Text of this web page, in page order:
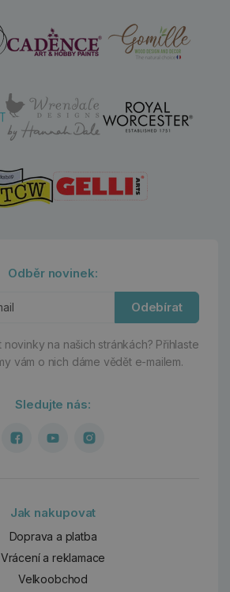
Odběr novinek:
Odebírat
na našich stránkách? Přihlaste
vám o nich dáme vědět e-mailem.
Sledujte nás:
Jak nakupovat
Doprava a platba
Vrácení a reklamace
Velkoobchod